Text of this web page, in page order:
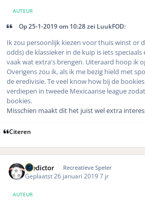
AUTEUR
Op 25-1-2019 om 10:28 zei LuukFOD:
Ik zou persoonlijk kiezen voor thuis winst or
odds) de klassieker in de kuip is iets
vaak wat extra's brengen. Uiteraard hoop ik
Overigens zou ik, als ik me bezig hield met
de eredivisie. Te veel know how bij de
verdiepen in tweede Mexicaanse league
bookies.
Misschien maakt dit het juist wel extra
Citeren
Predictor Recreatieve Speler
Geplaatst 26 januari 20197 jr
AUTEUR